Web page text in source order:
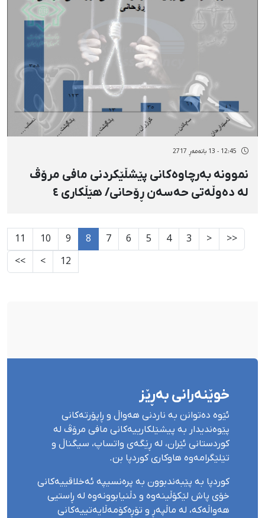
12:45 - 13 بانەمەڕ 2717
نموونە بەرچاوەکانی پێشڵێکردنی مافی مرۆڤ
لە دەوڵەتی حەسەن ڕۆحانی/ هێڵکاری ٤
<<
<
3
4
5
6
7
8
9
10
11
12
>
>>
خوێنەرانی بەڕێز
ئێوە دەتوانن بە ناردنی هەواڵ و ڕاپۆرتەکانی
پێوەندیدار بە پیشێلکارییەکانی مافی مرۆڤ لە
کوردستانی ئێران، لە ڕێگەی واتساپ، سیگناڵ و
تێلێگرامەوە هاوکاری کوردپا بن.
کوردپا بە پێبەندبوون بە پرەنسیپە ئەخلاقییەکانی
خۆی پاش لێکۆڵینەوە و دڵنیابوونەوە لە ڕاستیی
هەواڵەکە، لە ماڵپەڕ و تۆڕەکۆمەڵایەتییەکانی